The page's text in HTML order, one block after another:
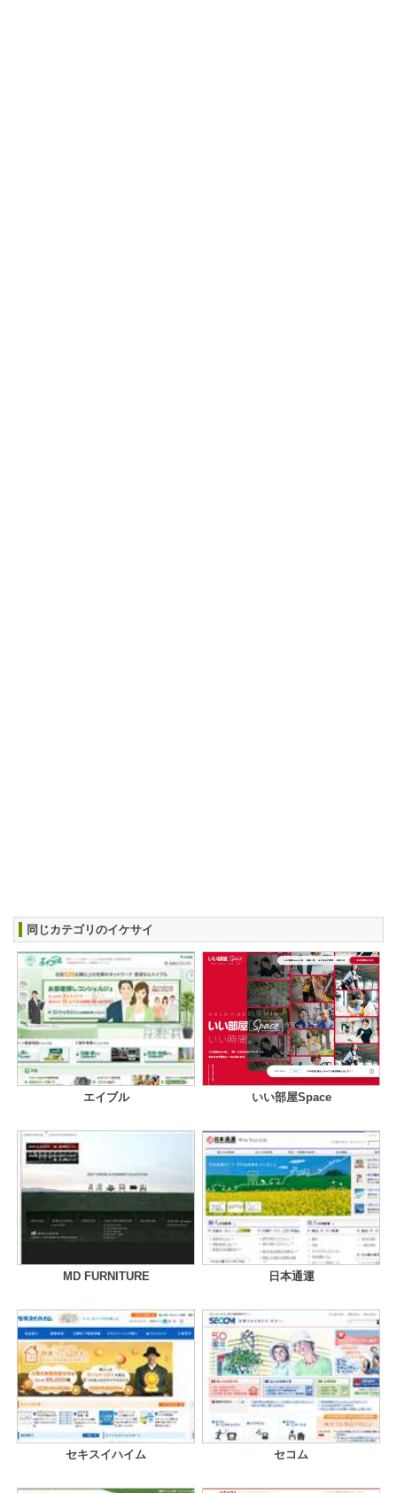
同じカテゴリのイケサイ
エイブル いい部屋Space
MD FURNITURE 日本通運
セキスイハイム セコム